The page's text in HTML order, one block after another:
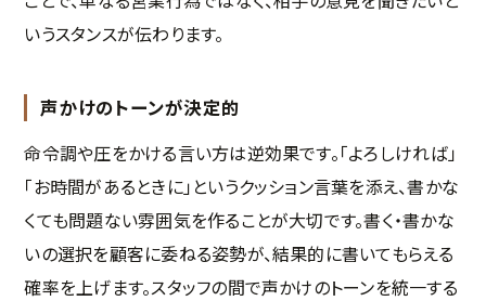
いうスタンスが伝わります。
声かけのトーンが決定的
命令調や圧をかける言い方は逆効果です。「よろしければ」
「お時間があるときに」というクッション言葉を添え、書かな
くても問題ない雰囲気を作ることが大切です。書く・書かな
いの選択を顧客に委ねる姿勢が、結果的に書いてもらえる
確率を上げます。スタッフの間で声かけのトーンを統一する